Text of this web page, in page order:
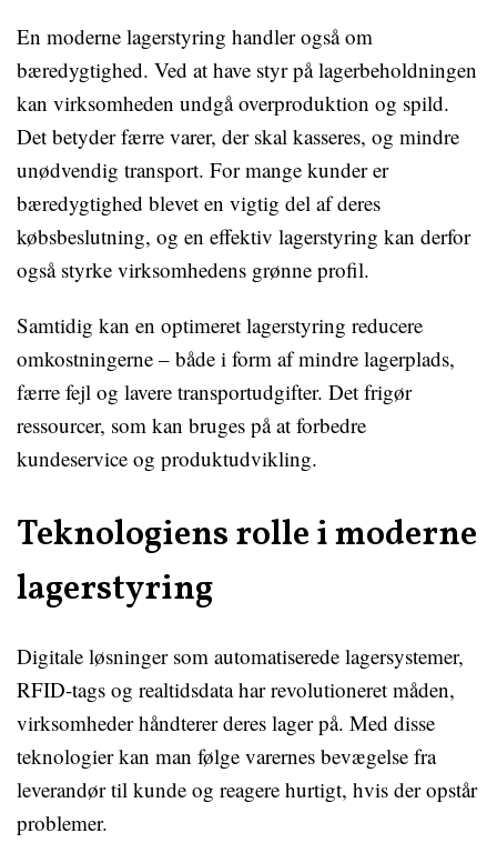
En moderne lagerstyring handler også om
bæredygtighed. Ved at have styr på lagerbeholdningen
kan virksomheden undgå overproduktion og spild.
Det betyder færre varer, der skal kasseres, og mindre
unødvendig transport. For mange kunder er
bæredygtighed blevet en vigtig del af deres
købsbeslutning, og en effektiv lagerstyring kan derfor
også styrke virksomhedens grønne profil.
Samtidig kan en optimeret lagerstyring reducere
omkostningerne – både i form af mindre lagerplads,
færre fejl og lavere transportudgifter. Det frigør
ressourcer, som kan bruges på at forbedre
kundeservice og produktudvikling.
Teknologiens rolle i moderne
lagerstyring
Digitale løsninger som automatiserede lagersystemer,
RFID-tags og realtidsdata har revolutioneret måden,
virksomheder håndterer deres lager på. Med disse
teknologier kan man følge varernes bevægelse fra
leverandør til kunde og reagere hurtigt, hvis der opstår
problemer.